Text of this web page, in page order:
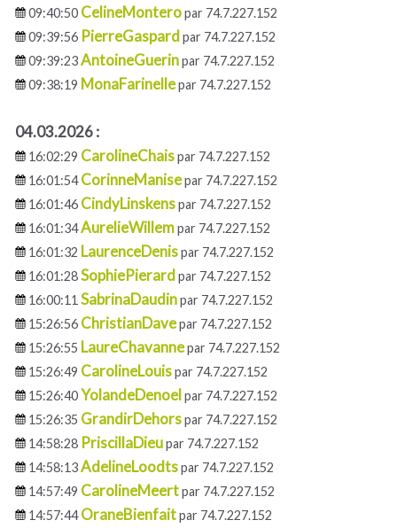
09:40:50 CelineMonteropar 74.7.227.152
09:39:56 PierreGaspard par 74.7.227.152
09:39:23AntoineGuerinpar 74.7.227.152
09:38:19 MonaFarinellepar 74.7.227.152
04.03.2026 :
16:02:29 CarolineChaispar 74.7.227.152
16:01:54 CorinneManisepar 74.7.227.152
16:01:46 CindyLinskenspar 74.7.227.152
16:01:34AurelieWillempar 74.7.227.152
16:01:32 LaurenceDenispar 74.7.227.152
16:01:28SophiePierard par 74.7.227.152
16:00:11 SabrinaDaudinpar 74.7.227.152
15:26:56 ChristianDavepar 74.7.227.152
15:26:55 LaureChavannepar 74.7.227.152
15:26:49 CarolineLouispar 74.7.227.152
15:26:40YolandeDenoel par 74.7.227.152
15:26:35 GrandirDehorspar 74.7.227.152
14:58:28 PriscillaDieupar 74.7.227.152
14:58:13AdelineLoodtspar 74.7.227.152
14:57:49 CarolineMeertpar 74.7.227.152
14:57:44 OraneBienfaitpar 74.7.227.152